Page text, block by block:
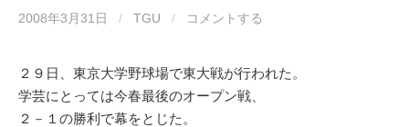
2008年3月31日 / TGU / コメントする
２９日、東京大学野球場で東大戦が行われた。
学芸にとっては今春最後のオープン戦、
２－１の勝利で幕をとじた。